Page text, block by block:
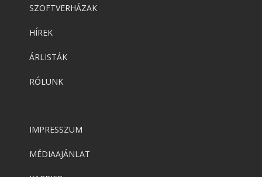
SZOFTVERHÁZAK
HÍREK
ÁRLISTÁK
RÓLUNK
IMPRESSZUM
MÉDIAAJÁNLAT